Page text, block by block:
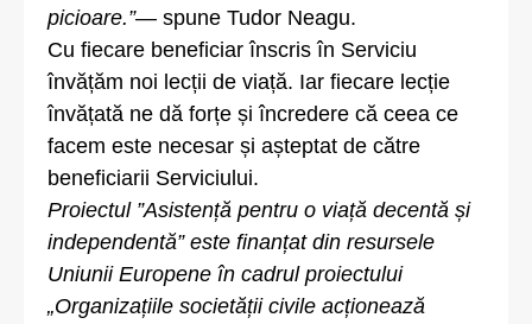
picioare.”— spune Tudor Neagu.
Cu fiecare beneficiar înscris în Serviciu
învățăm noi lecții de viață. Iar fiecare lecție
învățată ne dă forțe și încredere că ceea ce
facem este necesar și așteptat de către
beneficiarii Serviciului.
Proiectul ”Asistență pentru o viață decentă și
independentă” este finanțat din resursele
Uniunii Europene în cadrul proiectului
„Organizațiile societății civile acționează